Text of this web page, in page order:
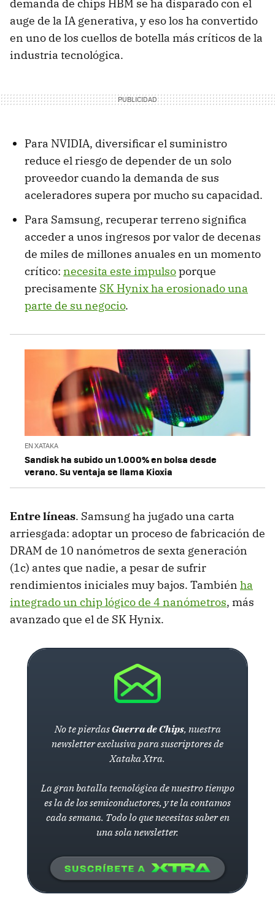
demanda de chips HBM se ha disparado con el
auge de la IA generativa, y eso los ha convertido
en uno de los cuellos de botella más críticos de la
industria tecnológica.
Para NVIDIA, diversificar el suministro
reduce el riesgo de depender de un solo
proveedor cuando la demanda de sus
aceleradores supera por mucho su capacidad.
Para Samsung, recuperar terreno significa
acceder a unos ingresos por valor de decenas
de miles de millones anuales en un momento
crítico: necesita este impulsoporque
precisamente SK Hynix ha erosionado una
parte de su negocio.
EN XATAKA
Sandisk ha subido un 1.000% en bolsa desde
verano. Su ventaja se llama Kioxia
Entre líneas. Samsung ha jugado una carta
arriesgada: adoptar un proceso de fabricación de
DRAM de 10 nanómetros de sexta generación
(1c) antes que nadie, a pesar de sufrir
rendimientos iniciales muy bajos. También ha
integrado un chip lógico de 4 nanómetros, más
avanzado que el de SK Hynix.
No te pierdasGuerra de Chips, nuestra
newsletter exclusiva para suscriptores de
Xataka Xtra.
La gran batalla tecnológica de nuestro tiempo
es la de los semiconductores, y te la contamos
cada semana. Todo lo que necesitas saber en
una sola newsletter.